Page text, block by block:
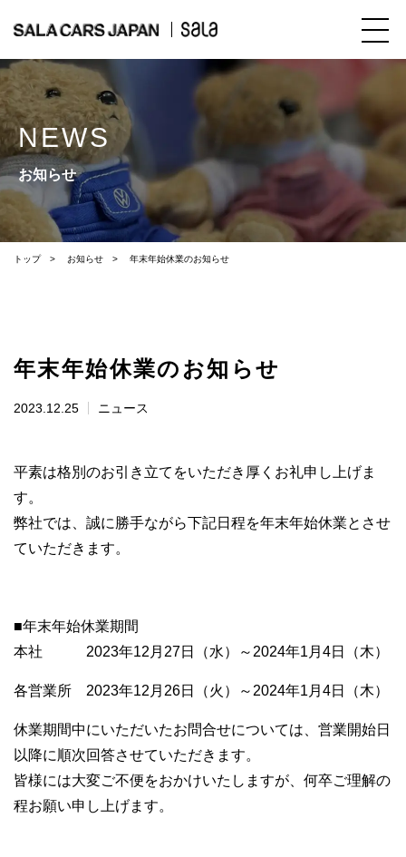
NEWS
お知らせ
トップ お知らせ 年末年始休業のお知らせ
年末年始休業のお知らせ
2023.12.25 ニュース
平素は格別のお引き立てをいただき厚くお礼申し上げま
す。
弊社では、 誠に勝手ながら下記日程を年末年始休業とさせ
ていただきます。
■年末年始休業期間
本社 2023年12月27日（水）～2024年1月4日（木）
各営業所 2023年12月26日（火）～2024年1月4日（木）
休業期間中にいただいたお問合せについては、 営業開始日
以降に順次回答させていただきます。
皆様には大変ご不便をおかけいたしますが、 何卒ご理解の
程お願い申し上げます。